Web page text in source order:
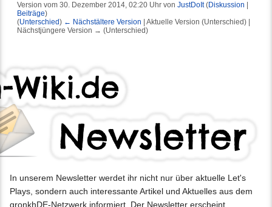
Version vom 30. Dezember 2014, 02:20 Uhr von JustDoIt (Diskussion
Beiträge)
(Unterschied) ← Nächstältere Version | Aktuelle Version (Unterschied) |
Nächstjüngere Version → (Unterschied)
In unserem Newsletter werdet ihr nicht nur über aktuelle Let's
Plays, sondern auch interessante Artikel und Aktuelles aus dem
gronkhDE-Netzwerk informiert. Der Newsletter erscheint